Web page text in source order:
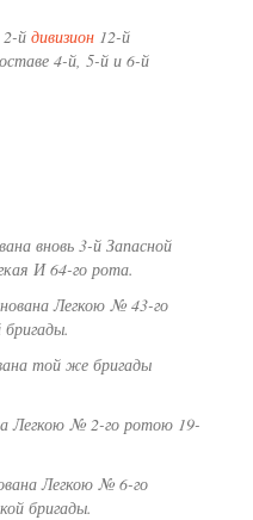
й дивизион 12-й
4-й, 5-й и 6-й
вновь 3-й Запасной
И 64-го рота.
Легкою № 43-го
той же бригады
Легкою № 2-го ротою 19-
Легкою № 6-го
бригады.